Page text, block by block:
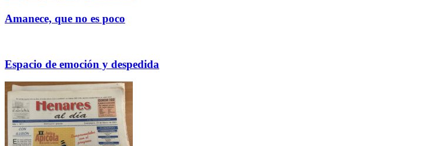
Amanece, que no es poco
Espacio de emoción y despedida